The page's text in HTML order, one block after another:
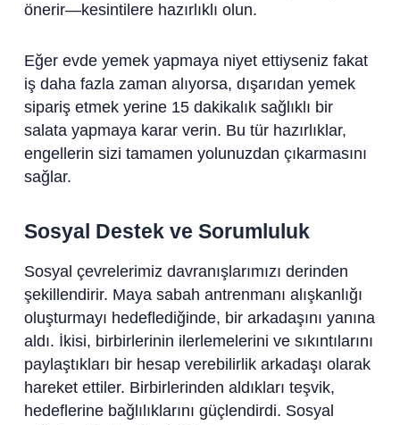
önerir—kesintilere hazırlıklı olun.
Eğer evde yemek yapmaya niyet ettiyseniz fakat
iş daha fazla zaman alıyorsa, dışarıdan yemek
sipariş etmek yerine 15 dakikalık sağlıklı bir
salata yapmaya karar verin. Bu tür hazırlıklar,
engellerin sizi tamamen yolunuzdan çıkarmasını
sağlar.
Sosyal Destek ve Sorumluluk
Sosyal çevrelerimiz davranışlarımızı derinden
şekillendirir. Maya sabah antrenmanı alışkanlığı
oluşturmayı hedeflediğinde, bir arkadaşını yanına
aldı. İkisi, birbirlerinin ilerlemelerini ve sıkıntılarını
paylaştıkları bir hesap verebilirlik arkadaşı olarak
hareket ettiler. Birbirlerinden aldıkları teşvik,
hedeflerine bağlılıklarını güçlendirdi. Sosyal